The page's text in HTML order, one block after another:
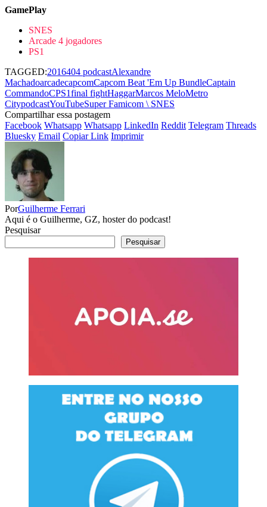
GamePlay
SNES
Arcade 4 jogadores
PS1
TAGGED:2016404 podcastAlexandre
MachadoarcadecapcomCapcom Beat 'Em Up BundleCaptain
CommandoCPS1final fightHaggarMarcos MeloMetro
CitypodcastYouTubeSuper Famicom \ SNES
Compartilhar essa postagem
Facebook Whatsapp Whatsapp LinkedIn Reddit Telegram Threads
Bluesky Email Copiar Link Imprimir
PorGuilherme Ferrari
Aqui é o Guilherme, GZ, hoster do podcast!
Pesquisar
Pesquisar